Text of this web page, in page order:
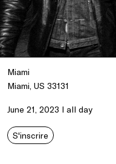
Miami
Miami, US 33131
June 21, 2023 I all day
S'inscrire